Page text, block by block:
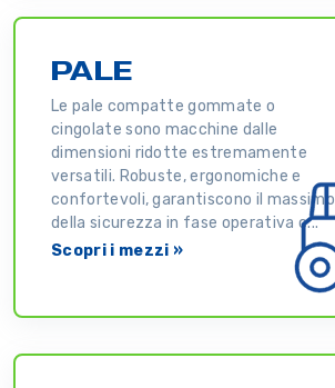
PALE
Le pale compatte gommate o
cingolate sono macchine dalle
dimensioni ridotte estremamente
versatili. Robuste, ergonomiche e
confortevoli, garantiscono il massimo
della sicurezza in fase operativa c...
Scopri i mezzi »